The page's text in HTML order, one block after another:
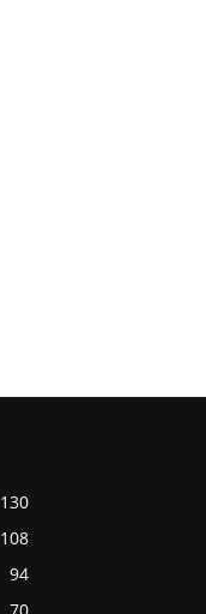
130
108
94